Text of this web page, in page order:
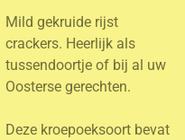
Mild gekruide rijst
crackers. Heerlijk als
tussendoortje of bij al uw
Oosterse gerechten.
Deze kroepoeksoort bevat